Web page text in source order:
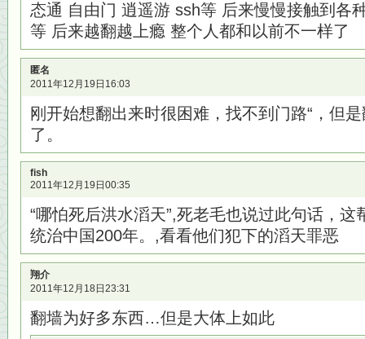
态通 自由门 逍遥游 ssh等 后来慢慢接触到各
等 后来越翻越上瘾 整个人都和以前不一样了
匿名
2011年12月19日16:03
刚开始想翻出来时很困难，找不到门路“，但
了。
fish
2011年12月19日00:35
“哪怕死后洪水滔天”,死老毛也说过此句话，
统治中国200年。,看看他们犯下的滔天罪恶
翔介
2011年12月18日23:31
翻墙为好多东西…但是大体上如此